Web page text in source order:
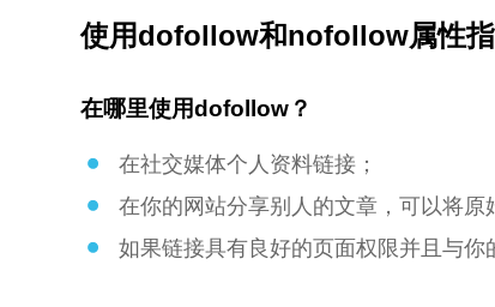
使用dofollow和nofollow属性
在哪里使用dofollow？
在社交媒体个人资料链接；
在你的网站分享别人的文章，可以将原
如果链接具有良好的页面权限并且与你